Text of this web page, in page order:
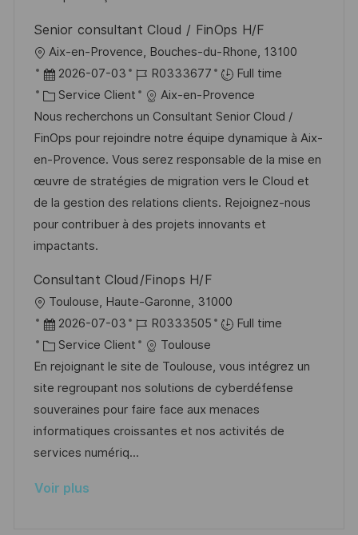
o
n
i
c
h
a
g
e
d
u
p
o
s
t
e
e
Senior consultant Cloud / FinOps H/F
o
c
a
l
i
s
a
t
i
n
Aix-en-Provence, Bouches-du-Rhone, 13100
D
a
t
e
d
’
a
f
f
c
h
a
g
e
2026-07-03
R
é
f
é
r
e
n
c
u
p
o
s
t
e
R0333677
Full time
C
a
t
é
g
o
r
i
Service Client
Aix-en-Provence
Nous recherchons un Consultant Senior Cloud /
FinOps pour rejoindre notre équipe dynamique à Aix-
en-Provence. Vous serez responsable de la mise en
œuvre de stratégies de migration vers le Cloud et
de la gestion des relations clients. Rejoignez-nous
pour contribuer à des projets innovants et
impactants.
Consultant Cloud/Finops H/F
o
c
a
l
i
s
a
Toulouse, Haute-Garonne, 31000
D
a
t
e
d
’
a
f
2026-07-03
R
é
f
é
r
e
n
R0333505
Full time
C
a
t
é
g
o
i
Service Client
Toulouse
En rejoignant le site de Toulouse, vous intégrez un
site regroupant nos solutions de cyberdéfense
souveraines pour faire face aux menaces
informatiques croissantes et nos activités de
services numériq...
Voir plus